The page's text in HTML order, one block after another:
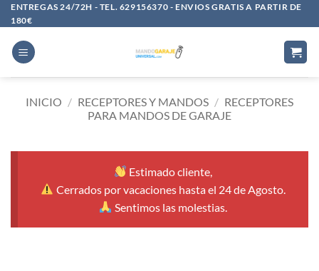
Saltar
al
contenido
ENTREGAS 24/72H - TEL. 629156370 - ENVIOS GRATIS A PARTIR DE
180€
INICIO / RECEPTORES Y MANDOS / RECEPTORES
PARA MANDOS DE GARAJE
Estimado cliente,
Cerrados por vacaciones hasta el 24 de Agosto.
Sentimos las molestias.